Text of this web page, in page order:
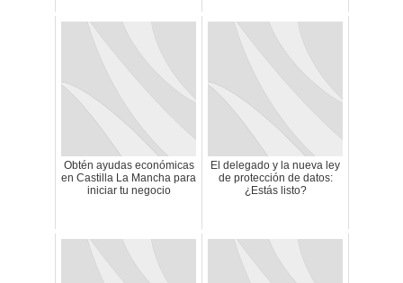
Obtén ayudas económicas
en Castilla La Mancha para
iniciar tu negocio
El delegado y la nueva ley
de protección de datos:
¿Estás listo?